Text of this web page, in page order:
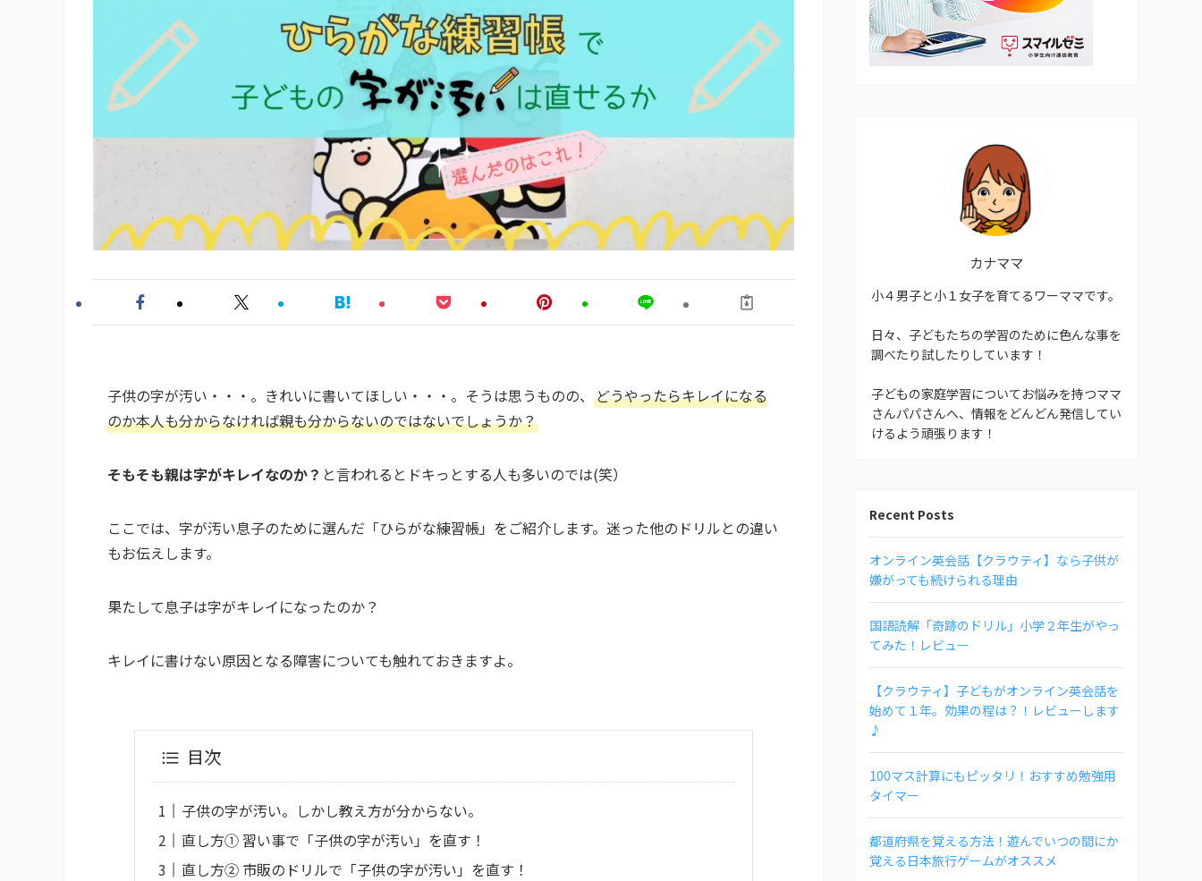
子供の字が汚い・・・。きれいに書いてほしい・・・。そうは思うものの、 どうやったらキレイになる
のか本人も分からなければ親も分からないのではないでしょうか？
そもそも親は字がキレイなのか？ と言われるとドキっとする人も多いのでは(笑）
ここでは、字が汚い息子のために選んだ「ひらがな練習帳」をご紹介します。迷った他のドリルとの違い
もお伝えします。
果たして息子は字がキレイになったのか？
キレイに書けない原因となる障害についても触れておきますよ。
目次
子供の字が汚い。しかし教え方が分からない。
直し方① 習い事で「子供の字が汚い」を直す！
直し方② 市販のドリルで「子供の字が汚い」を直す！
カナママ
小４男子と小１女子を育てるワーママです。
日々、子どもたちの学習のために色んな事を
調べたり試したりしています！
子どもの家庭学習についてお悩みを持つママ
さんパパさんへ、情報をどんどん発信してい
けるよう頑張ります！
Recent Posts
オンライン英会話【クラウティ】なら子供が
嫌がっても続けられる理由
国語読解「奇跡のドリル」小学２年生がやっ
てみた！レビュー
【クラウティ】子どもがオンライン英会話を
始めて１年。効果の程は？！レビューします
♪
100マス計算にもピッタリ！おすすめ勉強用
タイマー
都道府県を覚える方法！遊んでいつの間にか
覚える日本旅行ゲームがオススメ